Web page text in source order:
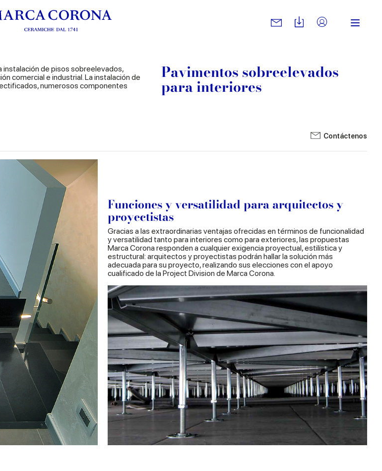
Pavimentos sobreelevados
para interiores
instalación de pisos sobreelevados,
comercial e industrial. La instalación de
numerosos componentes
Contáctenos
Funciones y versatilidad para arquitectos y
proyectistas
Gracias a las extraordinarias ventajas ofrecidas en términos de funcionalidad
y versatilidad tanto para interiores como para exteriores, las propuestas
Marca Corona responden a cualquier exigencia proyectual, estilística y
estructural: arquitectos y proyectistas podrán hallar la solución más
adecuada para su proyecto, realizando sus elecciones con el apoyo
cualificado de la Project Division de Marca Corona.